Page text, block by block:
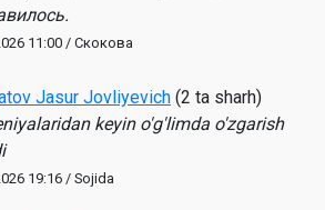
11:00 / Скокова
Jasur Jovliyevich (2 ta sharh)
keyin o'g'limda o'zgarish
19:16 / Sojida